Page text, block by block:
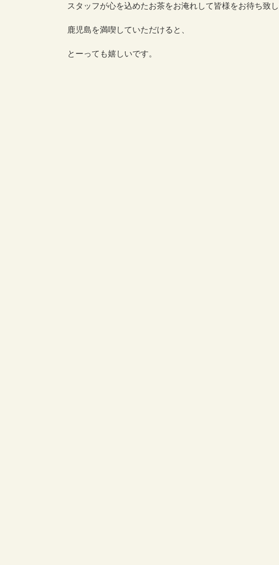
スタッフが心を込めたお茶をお淹れして皆様をお待ち致し
鹿児島を満喫していただけると、
とーっても嬉しいです。